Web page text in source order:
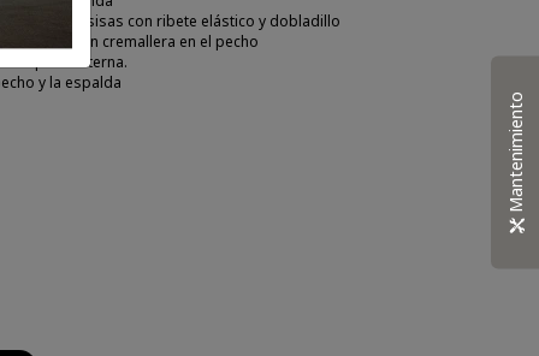
invertida, sisas con ribete elástico y dobladillo
bolsillo con cremallera en el pecho
etiqueta externa.
y la espalda
Mantenimiento